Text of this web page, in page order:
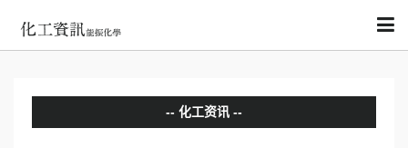
化工资讯